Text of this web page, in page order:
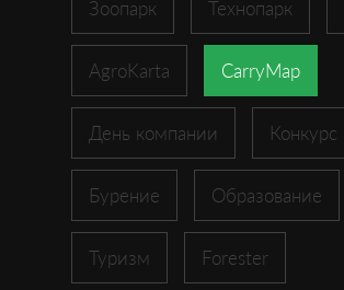
Зоопарк Технопарк
AgroKarta CarryMap
День компании Конкурс
Бурение Образование
Туризм Forester